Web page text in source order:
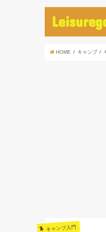
HOME キャンプ
キャンプ入門